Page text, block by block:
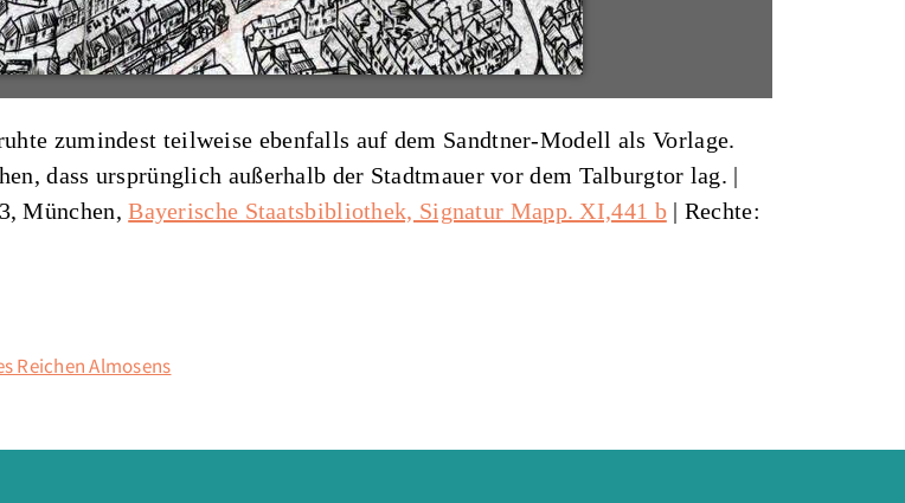
zumindest teilweise ebenfalls auf dem Sandtner-Modell als Vorlage.
dass ursprünglich außerhalb der Stadtmauer vor dem Talburgtor lag. |
München,Bayerische Staatsbibliothek, Signatur Mapp. XI,441 b| Rechte:
Reichen Almosens